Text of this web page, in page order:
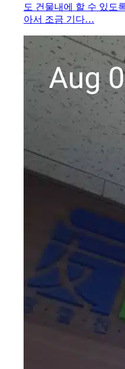
도 건물내에 할 수 있도
아서 조금 기다…